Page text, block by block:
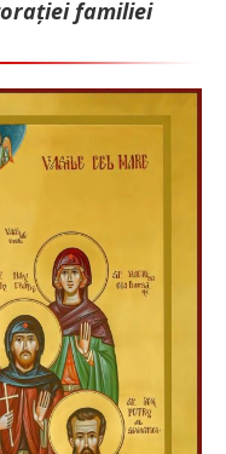
familiei